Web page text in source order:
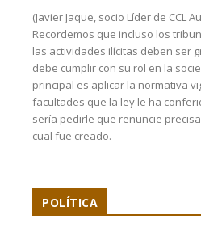
(Javier Jaque, socio Líder de CCL
Recordemos que incluso los
las actividades ilícitas deben ser
debe cumplir con su rol en la
principal es aplicar la normativa
facultades que la ley le ha
sería pedirle que renuncie
cual fue creado.
POLÍTICA